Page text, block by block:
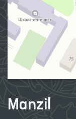
Manzil